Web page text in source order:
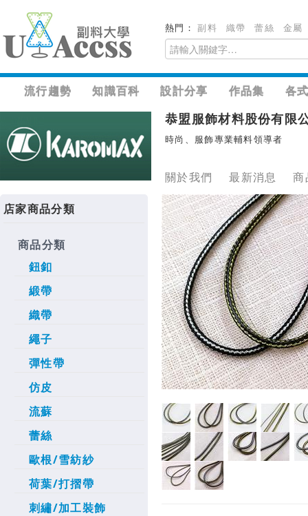
熱門：副料 織帶 蕾絲 金屬
流行趨勢 知識百科 設計分享 作品集 各
恭盟服飾材料股份有限
時尚、服飾專業輔料領導者
關於我們 最新消息 商
店家商品分類
商品分類
鈕釦
緞帶
織帶
繩子
彈性帶
仿皮
流蘇
蕾絲
歐根/雪紡紗
荷葉/打摺帶
刺繡/加工裝飾